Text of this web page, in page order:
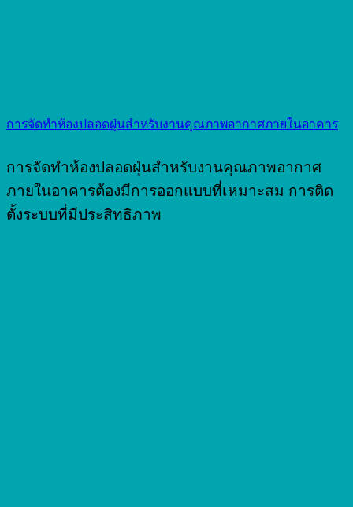
การจัดทำห้องปลอดฝุ่นสำหรับงานคุณภาพอากาศภายในอาคาร
การจัดทำห้องปลอดฝุ่นสำหรับงานคุณภาพอากาศ
ภายในอาคารต้องมีการออกแบบที่เหมาะสม การติด
ตั้งระบบที่มีประสิทธิภาพ